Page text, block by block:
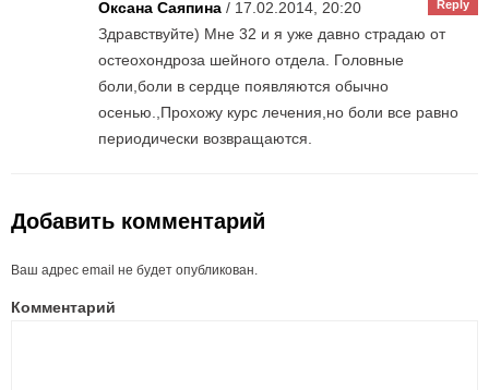
Оксана Саяпина / 17.02.2014, 20:20 Reply
Здравствуйте) Мне 32 и я уже давно страдаю от
остеохондроза шейного отдела. Головные
боли,боли в сердце появляются обычно
осенью.,Прохожу курс лечения,но боли все равно
периодически возвращаются.
Добавить комментарий
Ваш адрес email не будет опубликован.
Комментарий